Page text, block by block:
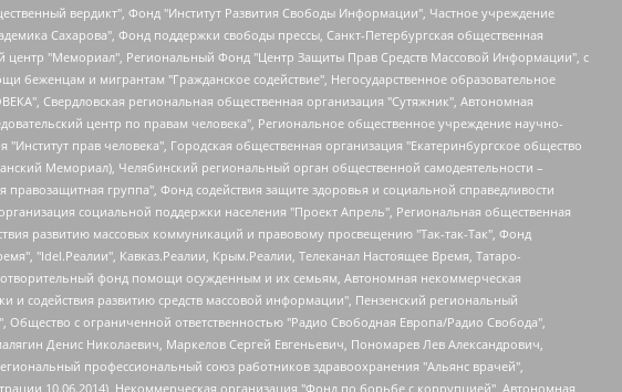
Ветошкина Валерия Валерьевна, Заговора Максим Александрович, Межрегиональное общественное движение "Российская ЛГБТ - сеть", Оленичев Максим Владимирович, Павлов Иван Юрьевич, Скворцова Елена Сергеевна, Общество с ограниченной ответственностью "Как бы инагент", Кочетков Игорь Викторович, Общество с ограниченной ответственностью "Честные выборы", Еланчик Олег Александрович, Общество с ограниченной ответственностью "Нобелевский призыв", Гималова Регина Эмилевна, Григорьев Андрей Валерьевич, Григорьева Алина Александровна, Ассоциация по содействию защите прав призывников, альтернативнослужащих и военнослужащих "Правозащитная группа "Гражданин.Армия.Право", Хисамова Регина Фаритовна, Автономная некоммерческая организация по реализации социально-правовых программ "Лилит", Дальневосточное общественное движение "Маяк", Санкт-Петербургская ЛГБТ-инициативная группа "Выход", Инициативная группа ЛГБТ+ "Реверс", Алексеев Андрей Викторович, Бекбулатова Таисия Львовна, Беляев Иван Михайлович, Владыкина Елена Сергеевна, Гельман Марат Александрович, Никульшина Вероника Юрьевна, Толоконникова Надежда Андреевна, Шендерович Виктор Анатольевич, Общество с ограниченной ответственностью "Данное сообщение", Общество с ограниченной ответственностью Издательский дом "Новая глава", Айнбиндер Александра Александровна, Московский комьюнити-центр для ЛГБТ+инициатив, Благотворительный фонд развития филантропии, Deutsche Welle (Германия, Kurt-Schumacher-Strasse 3, 53113 Bonn), Борзунова Мария Михайловна, Воробьев Виктор Викторович, Голубева Анна Львовна, Константинова Алла Михайловна, Малкова Ирина Владимировна, Мурадов Мурад Абдулгалимович, Осетинская Елизавета Николаевна, Понасенков Евгений Николаевич, Ганапольский Матвей Юрьевич, Киселев Евгений Алексеевич, Борухович Ирина Григорьевна, Дремин Иван Тимофеевич, Дубровский Дмитрий Викторович, Красноярская региональная общественная организация поддержки и развития альтернативных образовательных технологий и межкультурных коммуникаций "ИНТЕРРА", Маяковская Екатерина Алексеевна, Фейгин Марк Захарович, Филимонов Андрей Викторович, Дзугкоева Регина Николаевна, Доброхотов Роман Александрович, Дудь Юрий Александрович, Елкин Сергей Владимирович, Кругликов Кирилл Игоревич, Сабунаева Мария Леонидовна, Семенов Алексей Владимирович, Шаинян Карен Багратович, Шульман Екатерина Михайловна, Асафьев Артур Валерьевич, Вахштайн Виктор Семенович, Венедиктов Алексей Алексеевич, Лушникова Екатерина Евгеньевна, Волков Леонид Михайлович, Невзоров Александр Глебович, Пархоменко Сергей Борисович, Сироткин Ярослав Николаевич, Кара-Мурза Владимир Владимирович, Баранова Наталья Владимировна, Гозман Леонид Яковлевич, Кагарлицкий Борис Юльевич, Климарев Михаил Валерьевич, Милов Владимир Станиславович, Автономная некоммерческая организация Краснодарский центр современного искусства "Типография", Моргенштерн Алишер Тагирович, Соболь Любовь Эдуардовна, Общество с ограниченной ответственностью "ЛИЗА НОРМ", Каспаров Гарри Кимович, Ходорковский Михаил Борисович, Общество с ограниченной ответственностью "Апрельские тезисы", Данилович Ирина Брониславовна, Кашин Олег Владимирович, Петров Николай Владимирович, Пивоваров Алексей Владимирович, Соколов Михаил Владимирович, Цветкова Юлия Владимировна, Чичваркин Евгений Александрович, Комитет против пыток/Команда против пыток, Общество с ограниченной ответственностью "Первый научный", Общество с ограниченной ответственностью "Вертолет и ко", Белоцерковская Вероника Борисовна, Кац Максим Евгеньевич, Лазарева Татьяна Юрьевна, Шаведдинов Руслан Табризович, Яшин Илья Валерьевич, Общество с ограниченной ответственностью "Иноагент ААВ", Алешковский Дмитрий Петрович, Альбац Евгения Марковна, Быков Дмитрий Львович, Галямина Юлия Евгеньевна, Лойко Сергей Леонидович, Мартынов Кирилл Константинович, Медведев Сергей Александрович, Крашенинников Федор Геннадиевич, Гордеева Катерина Вл